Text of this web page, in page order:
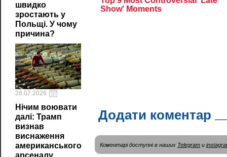
швидко
зростають у
Польщі. У чому
причина?
28.07.2026
Нічим воювати
далі: Трамп
визнав
виснаження
американського
арсеналу
Додати коментар
Коментарі доступні в наших Telegram и